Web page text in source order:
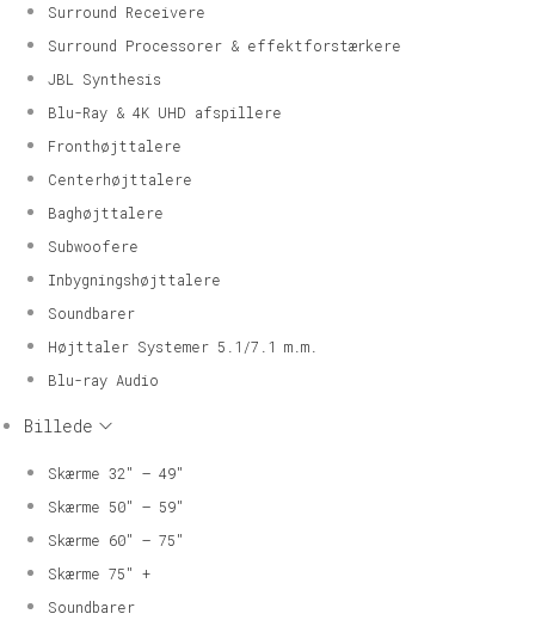
Surround Receivere
Surround Processorer & effektforstærkere
JBL Synthesis
Blu-Ray & 4K UHD afspillere
Fronthøjttalere
Centerhøjttalere
Baghøjttalere
Subwoofere
Inbygningshøjttalere
Soundbarer
Højttaler Systemer 5.1/7.1 m.m.
Blu-ray Audio
Billede
Skærme 32″ – 49″
Skærme 50″ – 59″
Skærme 60″ – 75″
Skærme 75″ +
Soundbarer